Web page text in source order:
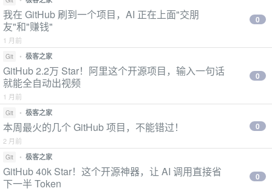
我在 GitHub 刷到一个项目，AI 正在上面"交朋
友"和"赚钱"
1 月前
0
Git • 极客之家
GitHub 2.2万 Star！阿里这个开源项目，输入一句话
就能全自动出视频
1 月前
0
Git • 极客之家
本周最火的几个 GitHub 项目，不能错过！
2 月前
0
Git • 极客之家
GitHub 40k Star！这个开源神器，让 AI 调用直接省
下一半 Token
0